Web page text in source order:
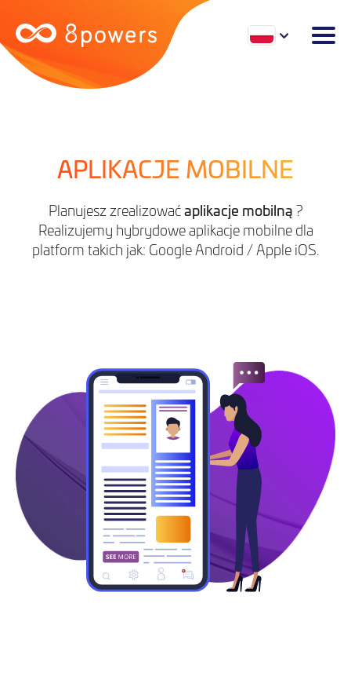
APLIKACJE MOBILNE
Planujesz zrealizowaćaplikacje mobilną ?
Realizujemy hybrydowe aplikacje mobilne dla
platform takich jak: Google Android / Apple iOS.